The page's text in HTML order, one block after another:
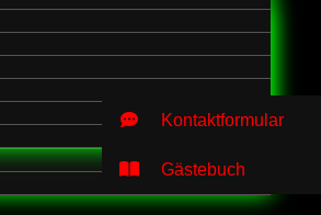
Kontaktformular
Gästebuch